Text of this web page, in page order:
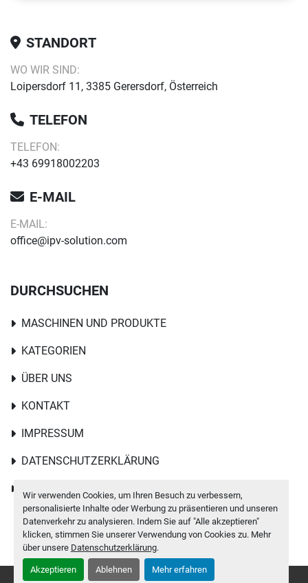
Wir verwenden Cookies, um Ihren Besuch zu verbessern,
personalisierte Inhalte oder Werbung zu präsentieren und unseren
Datenverkehr zu analysieren. Indem Sie auf "Alle akzeptieren"
klicken, stimmen Sie unserer Verwendung von Cookies zu. Mehr
über unsere Datenschutzerklärung.
Akzeptieren Ablehnen Mehr erfahren
STANDORT
WO WIR SIND:
Loipersdorf 11, 3385 Gerersdorf, Österreich
TELEFON
TELEFON:
+43 69918002203
E-MAIL
E-MAIL:
office@ipv-solution.com
DURCHSUCHEN
MASCHINEN UND PRODUKTE
KATEGORIEN
ÜBER UNS
KONTAKT
IMPRESSUM
DATENSCHUTZERKLÄRUNG
AGB